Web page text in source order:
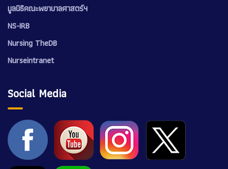
มูลนิธิคณะพยาบาลศาสตร์ฯ
NS-IRB
Nursing TheDB
Nurseintranet
Social Media